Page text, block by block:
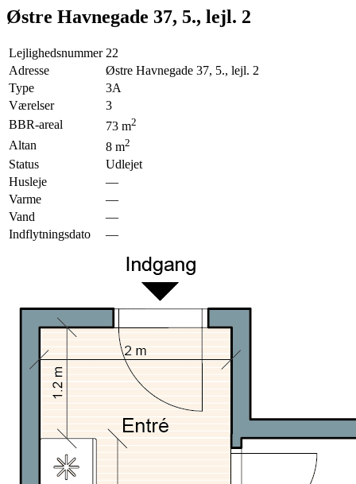
Østre Havnegade 37, 5., lejl. 2
Lejlighedsnummer 22
Adresse
Østre Havnegade 37, 5., lejl. 2
Type
3A
Værelser
3
BBR-areal
73 m2
Altan 8 m2
Status
Udlejet
Husleje
—
Varme
—
Vand
—
Indflytningsdato
—